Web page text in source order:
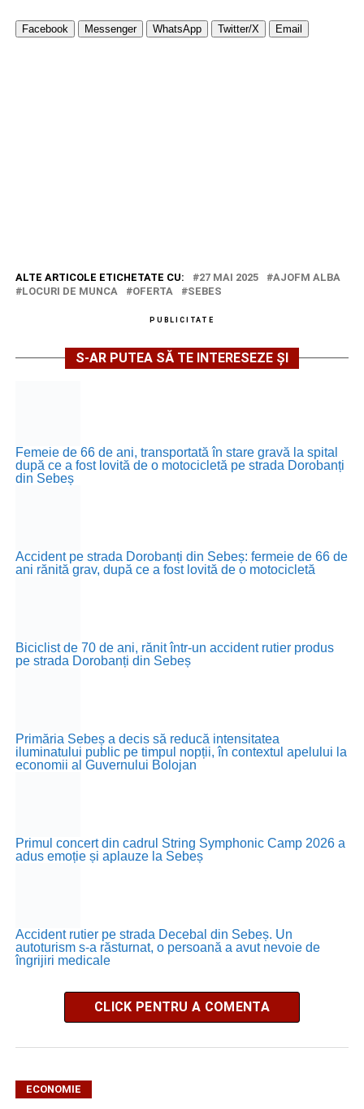
Facebook Messenger WhatsApp Twitter/X Email
ALTE ARTICOLE ETICHETATE CU: 27 MAI 2025
AJOFM ALBA
LOCURI DE MUNCA
OFERTA SEBES
PUBLICITATE
S-AR PUTEA SĂ TE INTERESEZE ȘI
Femeie de 66 de ani, transportată în stare gravă la spital
după ce a fost lovită de o motocicletă pe strada Dorobanți
din Sebeș
Accident pe strada Dorobanți din Sebeș: fermeie de 66 de
ani rănită grav, după ce a fost lovită de o motocicletă
Biciclist de 70 de ani, rănit într-un accident rutier produs
pe strada Dorobanți din Sebeș
Primăria Sebeș a decis să reducă intensitatea
iluminatului public pe timpul nopții, în contextul apelului la
economii al Guvernului Bolojan
Primul concert din cadrul String Symphonic Camp 2026 a
adus emoție și aplauze la Sebeș
Accident rutier pe strada Decebal din Sebeș. Un
autoturism s-a răsturnat, o persoană a avut nevoie de
îngrijiri medicale
CLICK PENTRU A COMENTA
ECONOMIE